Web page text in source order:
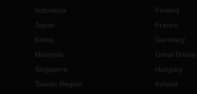
Indonesia
Japan
Korea
Malaysia
Singapore
Taiwan Region
Finland
France
Germany
Great Britain
Hungary
Ireland